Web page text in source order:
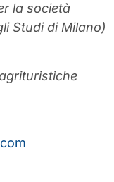
la società
Studi di Milano)